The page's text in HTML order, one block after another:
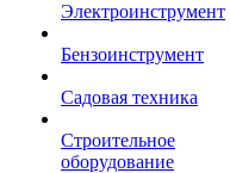
Электроинструмент
Бензоинструмент
Садовая техника
Строительное
оборудование